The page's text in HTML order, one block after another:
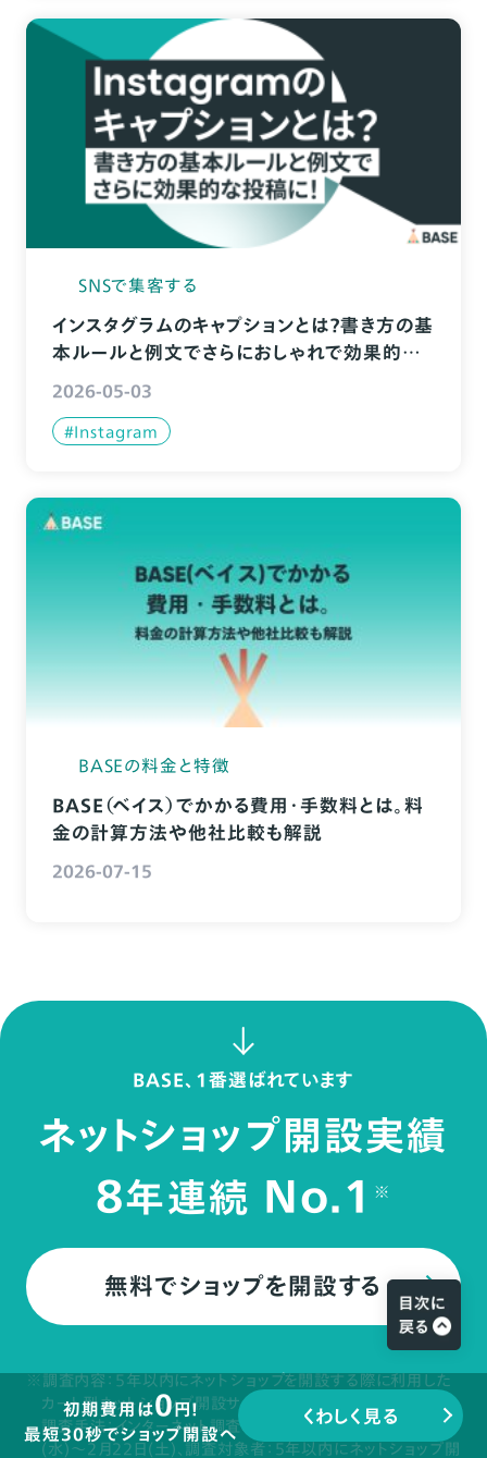
SNSで集客する
インスタグラムのキャプションとは？書き方の基
本ルールと例文でさらにおしゃれで効果的な
投稿に！
2026-05-03
#Instagram
BASEの料金と特徴
BASE（ベイス）でかかる費用・手数料とは。料
金の計算方法や他社比較も解説
2026-07-15
初期費用は0円!
最短30秒でショップ開設へ
くわしく見る
BASE、1番選ばれています
ネットショップ開設実績
8年連続 No.1 ※
無料でショップを開設する
※調査内容：5年以内にネットショップを開設する際に利用した
カート型ネットショップ開設サービス、調査委託先：マクロミル、
調査手法：インターネット調査、調査期間：2025年2月19日
(水)～2月22日(土)、調査対象者：5年以内にネットショップ開